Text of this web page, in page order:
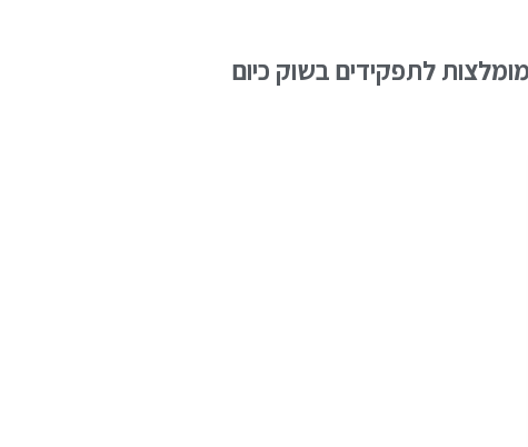
לתפקידים בשוק כיום